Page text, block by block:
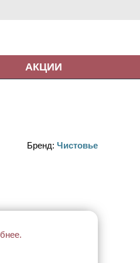
АКЦИИ
Бренд: Чистовье